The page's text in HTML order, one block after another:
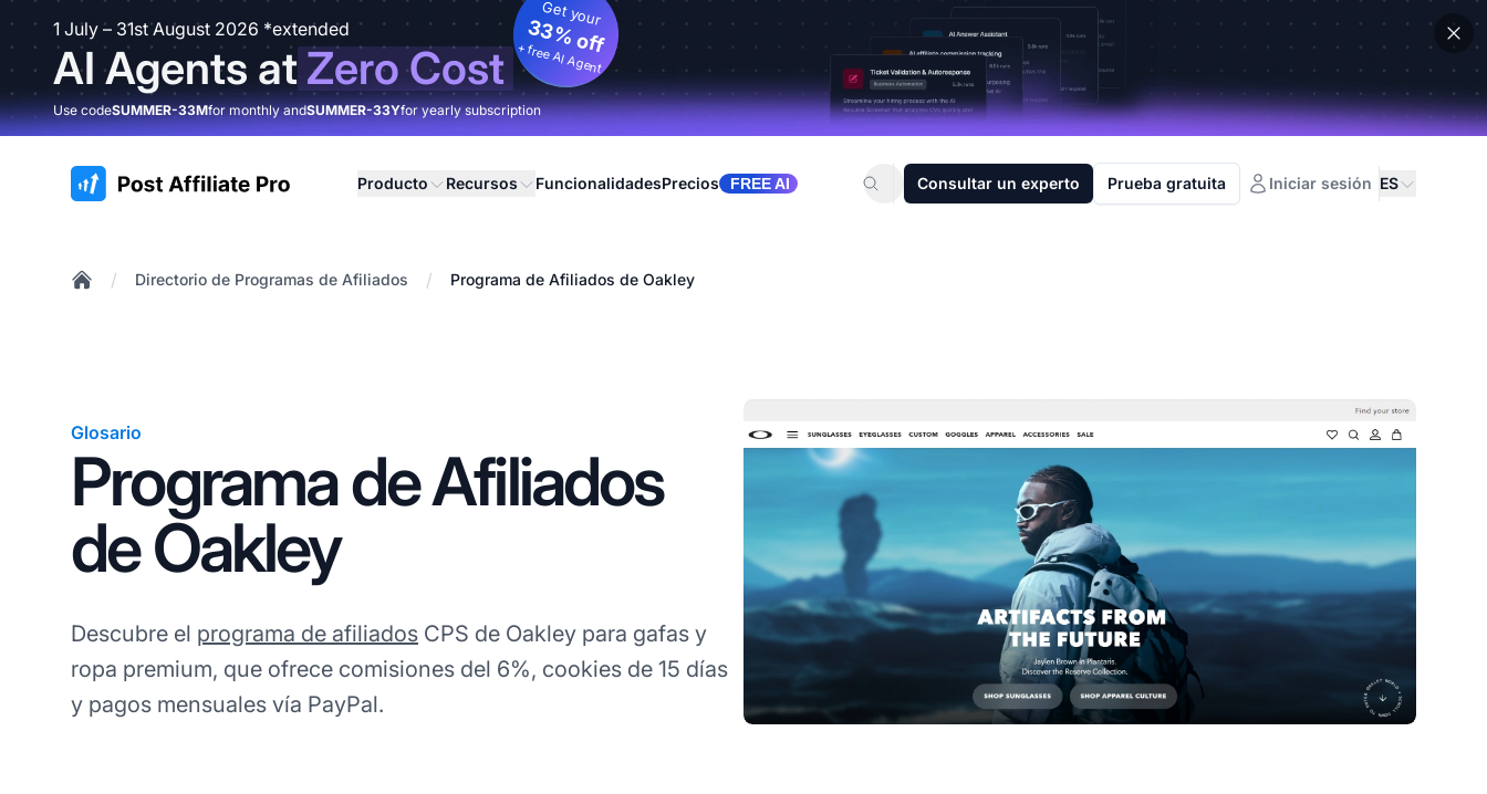
1 July – 31st August 2026 *extended
AI Agents atZero Cost
Get your
33% off
+ free AI Agent
Use codeSUMMER-33Mfor monthly andSUMMER-33Yfor yearly subscription
:site.title Producto Recursos FuncionalidadesPrecios FREE AI Consultar un experto Prueba gratuita Iniciar sesión ES
/ Directorio de Programas de Afiliados / Programa de Afiliados de Oakley
Glosario
Programa de Afiliados
de Oakley
Descubre el programa de afiliados CPS de Oakley para gafas y
ropa premium, que ofrece comisiones del 6%, cookies de 15 días
y pagos mensuales vía PayPal.